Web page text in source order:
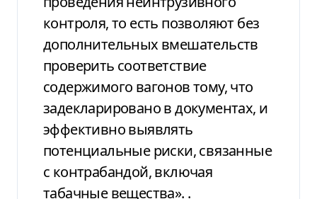
контроля, то есть позволяют без
дополнительных вмешательств
проверить соответствие
содержимого вагонов тому, что
задекларировано в документах, и
эффективно выявлять
потенциальные риски, связанные
с контрабандой, включая
табачные вещества». .